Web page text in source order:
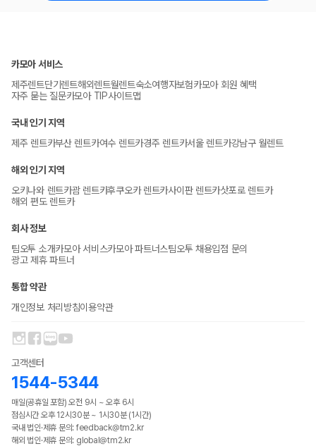
카모아 서비스
제주렌트단기렌트해외렌트월렌트숙소여행자보험카모아 회원 혜택
자주 묻는 질문카모아 TIP사이트맵
국내 인기 지역
제주 렌트카부산 렌트카여수 렌트카경주 렌트카서울 렌트카강남구 월렌트
해외 인기 지역
오키나와 렌트카괌 렌트카후쿠오카 렌트카사이판 렌트카삿포로 렌트카
해외 편도 렌트카
회사 정보
팀오투 소개카모아 서비스카모아 파트너스팀오투 채용입점 문의
광고 제휴 파트너
통합 약관
개인정보 처리방침이용약관
고객센터
1544-5344
매일(공휴일 포함) 오전 9시 ~ 오후 6시
점심시간 오후 12시30분 ~ 1시30분 (1시간)
국내 법인·제휴 문의: feedback@tm2.kr
해외 법인·제휴 문의: global@tm2.kr